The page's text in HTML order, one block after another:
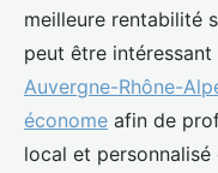
meilleure rentabilité
peut être intéressant
Auvergne-Rhône-
économe afin de
local et